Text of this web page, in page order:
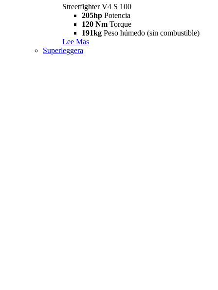
Streetfighter V4 S 100
205hp Potencia
120 Nm Torque
191kg Peso húmedo (sin combustible)
Lee Mas
Superleggera